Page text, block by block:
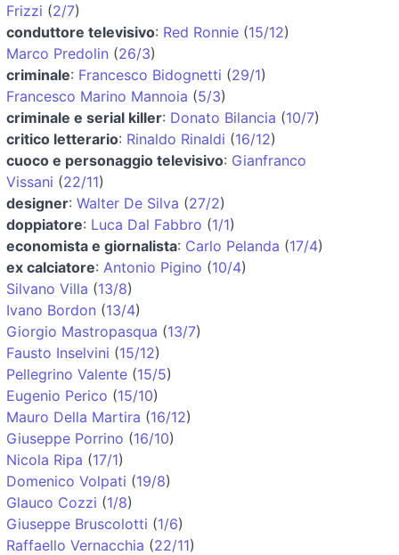
Frizzi (2/7)
conduttore televisivo: Red Ronnie (15/12)
Marco Predolin (26/3)
criminale: Francesco Bidognetti (29/1)
Francesco Marino Mannoia (5/3)
criminale e serial killer: Donato Bilancia (10/7)
critico letterario: Rinaldo Rinaldi (16/12)
cuoco e personaggio televisivo: Gianfranco
Vissani (22/11)
designer: Walter De Silva (27/2)
doppiatore: Luca Dal Fabbro (1/1)
economista e giornalista: Carlo Pelanda (17/4)
ex calciatore: Antonio Pigino (10/4)
Silvano Villa (13/8)
Ivano Bordon (13/4)
Giorgio Mastropasqua (13/7)
Fausto Inselvini (15/12)
Pellegrino Valente (15/5)
Eugenio Perico (15/10)
Mauro Della Martira (16/12)
Giuseppe Porrino (16/10)
Nicola Ripa (17/1)
Domenico Volpati (19/8)
Glauco Cozzi (1/8)
Giuseppe Bruscolotti (1/6)
Raffaello Vernacchia (22/11)